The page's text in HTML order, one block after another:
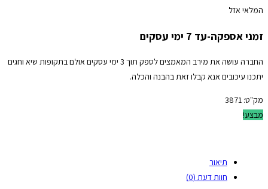
המלאי אזל
זמני אספקה-עד 7 ימי עסקים
החברה עושה את מירב המאמצים לספק תוך 3 ימי עסקים אולם בתקופות שיא וחגים
יתכנו עיכובים אנא קבלו זאת בהבנה והכלה.
מק"ט: 3871
מבצע!
תיאור
חוות דעת (0)